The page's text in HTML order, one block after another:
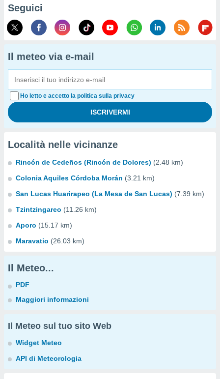
Seguici
Il meteo via e-mail
Ho letto e accetto la politica sulla privacy
Località nelle vicinanze
Rincón de Cedeños (Rincón de Dolores) (2.48 km)
Colonia Aquiles Córdoba Morán (3.21 km)
San Lucas Huarirapeo (La Mesa de San Lucas) (7.39 km)
Tzintzingareo (11.26 km)
Aporo (15.17 km)
Maravatio (26.03 km)
Il Meteo...
PDF
Maggiori informazioni
Il Meteo sul tuo sito Web
Widget Meteo
API di Meteorologia